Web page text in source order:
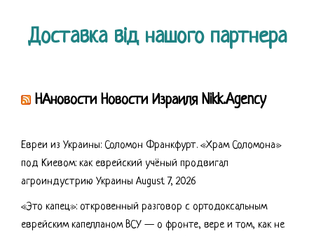
Доставка від нашого партнера
НАновости Новости Израиля Nikk.Agency
Евреи из Украины: Соломон Франкфурт. «Храм Соломона»
под Киевом: как еврейский учёный продвигал
агроиндустрию Украины August 7, 2026
«Это капец»: откровенный разговор с ортодоксальным
еврейским капелланом ВСУ — о фронте, вере и том, как не